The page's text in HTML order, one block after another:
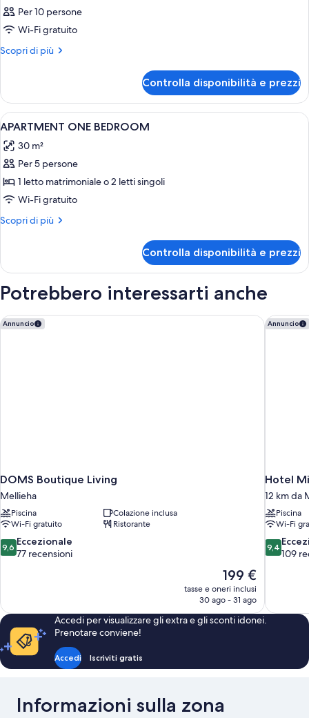
Per 10 persone
Wi-Fi gratuito
Scopri di più
Altri
Controlla disponibilità e prezzi
Apri
tutte
le
foto
per
APARTMENT
ONE
BEDROOM
Minibar, una cassaforte in camera,
5
APARTMENT ONE BEDROOM
30 m²
Per 5 persone
1 letto matrimoniale o 2 letti singoli
Wi-Fi gratuito
Scopri di più
Altri
ONE
Controlla disponibilità e prezzi
Potrebbero interessarti anche
Annuncio
DOMS Boutique Living
Mellieha
Piscina
Colazione inclusa
Wi-Fi gratuito
Ristorante
9.6
su
recensioni
9,6 Eccezionale
77 recensioni
Il
prezzo
attuale
199 €
199 €
tasse e oneri inclusi
30 ago - 31 ago
DOMS Boutique Living Annuncio
Hotel
12 km da
Piscina
Wi-Fi
9.4
su
recensioni
9,4
109
Hotel
Accedi per visualizzare gli extra e gli sconti idonei.
Prenotare conviene!
Accedi Iscriviti gratis
Informazioni sulla zona